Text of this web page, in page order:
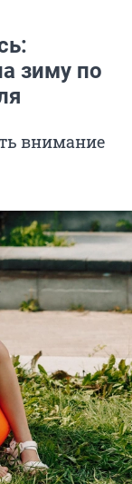
зиму по
внимание